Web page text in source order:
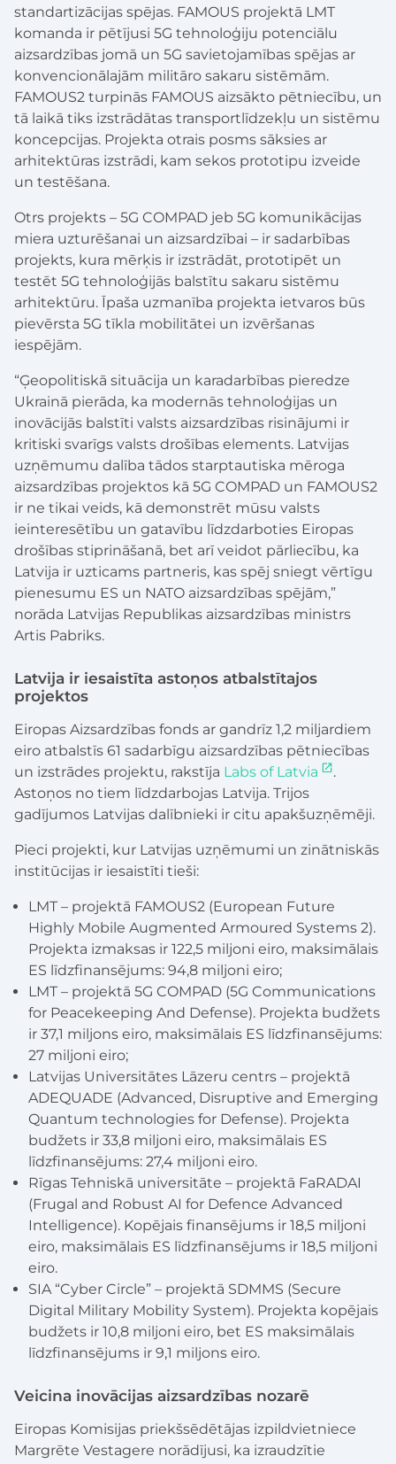
standartizācijas spējas. FAMOUS projektā LMT
komanda ir pētījusi 5G tehnoloģiju potenciālu
aizsardzības jomā un 5G savietojamības spējas ar
konvencionālajām militāro sakaru sistēmām.
FAMOUS2 turpinās FAMOUS aizsākto pētniecību, un
tā laikā tiks izstrādātas transportlīdzekļu un sistēmu
koncepcijas. Projekta otrais posms sāksies ar
arhitektūras izstrādi, kam sekos prototipu izveide
un testēšana.
Otrs projekts – 5G COMPAD jeb 5G komunikācijas
miera uzturēšanai un aizsardzībai – ir sadarbības
projekts, kura mērķis ir izstrādāt, prototipēt un
testēt 5G tehnoloģijās balstītu sakaru sistēmu
arhitektūru. Īpaša uzmanība projekta ietvaros būs
pievērsta 5G tīkla mobilitātei un izvēršanas
iespējām.
“Ģeopolitiskā situācija un karadarbības pieredze
Ukrainā pierāda, ka modernās tehnoloģijas un
inovācijās balstīti valsts aizsardzības risinājumi ir
kritiski svarīgs valsts drošības elements. Latvijas
uzņēmumu dalība tādos starptautiska mēroga
aizsardzības projektos kā 5G COMPAD un FAMOUS2
ir ne tikai veids, kā demonstrēt mūsu valsts
ieinteresētību un gatavību līdzdarboties Eiropas
drošības stiprināšanā, bet arī veidot pārliecību, ka
Latvija ir uzticams partneris, kas spēj sniegt vērtīgu
pienesumu ES un NATO aizsardzības spējām,”
norāda Latvijas Republikas aizsardzības ministrs
Artis Pabriks.
Latvija ir iesaistīta astoņos atbalstītajos
projektos
Eiropas Aizsardzības fonds ar gandrīz 1,2 miljardiem
eiro atbalstīs 61 sadarbīgu aizsardzības pētniecības
un izstrādes projektu, rakstīja Labs of Latvia
.
Astoņos no tiem līdzdarbojas Latvija. Trijos
gadījumos Latvijas dalībnieki ir citu apakšuzņēmēji.
Pieci projekti, kur Latvijas uzņēmumi un zinātniskās
institūcijas ir iesaistīti tieši:
LMT – projektā FAMOUS2 (European Future
Highly Mobile Augmented Armoured Systems 2).
Projekta izmaksas ir 122,5 miljoni eiro, maksimālais
ES līdzfinansējums: 94,8 miljoni eiro;
LMT – projektā 5G COMPAD (5G Communications
for Peacekeeping And Defense). Projekta budžets
ir 37,1 miljons eiro, maksimālais ES līdzfinansējums:
27 miljoni eiro;
Latvijas Universitātes Lāzeru centrs – projektā
ADEQUADE (Advanced, Disruptive and Emerging
Quantum technologies for Defense). Projekta
budžets ir 33,8 miljoni eiro, maksimālais ES
līdzfinansējums: 27,4 miljoni eiro.
Rīgas Tehniskā universitāte – projektā FaRADAI
(Frugal and Robust AI for Defence Advanced
Intelligence). Kopējais finansējums ir 18,5 miljoni
eiro, maksimālais ES līdzfinansējums ir 18,5 miljoni
eiro.
SIA “Cyber Circle” – projektā SDMMS (Secure
Digital Military Mobility System). Projekta kopējais
budžets ir 10,8 miljoni eiro, bet ES maksimālais
līdzfinansējums ir 9,1 miljons eiro.
Veicina inovācijas aizsardzības nozarē
Eiropas Komisijas priekšsēdētājas izpildvietniece
Margrēte Vestagere norādījusi, ka izraudzītie